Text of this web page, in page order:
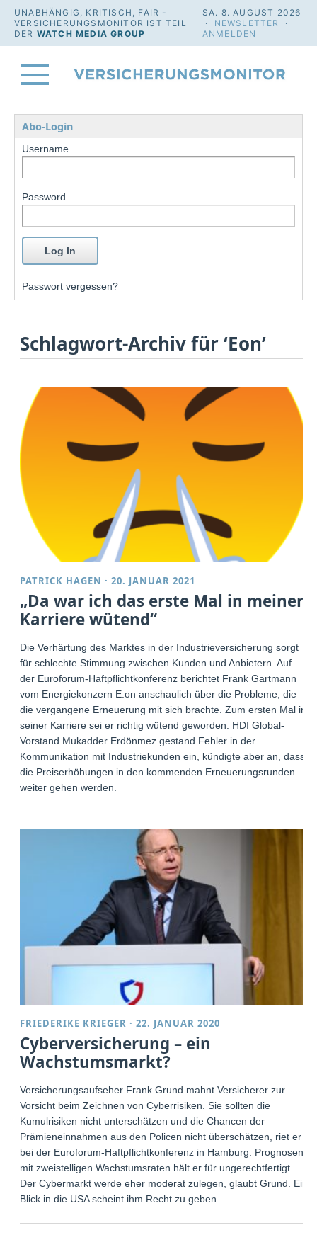
UNABHÄNGIG, KRITISCH, FAIR -
VERSICHERUNGSMONITOR IST TEIL
DER WATCH MEDIA GROUP
SA. 8. AUGUST 2026
· NEWSLETTER
·
ANMELDEN
Abo-Login
Username
Password
Passwort vergessen?
Schlagwort-Archiv für ‘Eon’
PATRICK HAGEN ·20. JANUAR 2021
„Da war ich das erste Mal in meiner
Karriere wütend“
Die Verhärtung des Marktes in der Industrieversicherung sorgt
für schlechte Stimmung zwischen Kunden und Anbietern. Auf
der Euroforum-Haftpflichtkonferenz berichtet Frank Gartmann
vom Energiekonzern E.on anschaulich über die Probleme, die
die vergangene Erneuerung mit sich brachte. Zum ersten Mal in
seiner Karriere sei er richtig wütend geworden. HDI Global-
Vorstand Mukadder Erdönmez gestand Fehler in der
Kommunikation mit Industriekunden ein, kündigte aber an, dass
die Preiserhöhungen in den kommenden Erneuerungsrunden
weiter gehen werden.
FRIEDERIKE KRIEGER ·22. JANUAR 2020
Cyberversicherung – ein
Wachstumsmarkt?
Versicherungsaufseher Frank Grund mahnt Versicherer zur
Vorsicht beim Zeichnen von Cyberrisiken. Sie sollten die
Kumulrisiken nicht unterschätzen und die Chancen der
Prämieneinnahmen aus den Policen nicht überschätzen, riet er
bei der Euroforum-Haftpflichtkonferenz in Hamburg. Prognosen
mit zweistelligen Wachstumsraten hält er für ungerechtfertigt.
Der Cybermarkt werde eher moderat zulegen, glaubt Grund. Ein
Blick in die USA scheint ihm Recht zu geben.